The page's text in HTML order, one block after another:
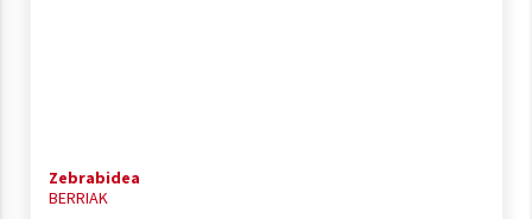
Zebrabidea
BERRIAK